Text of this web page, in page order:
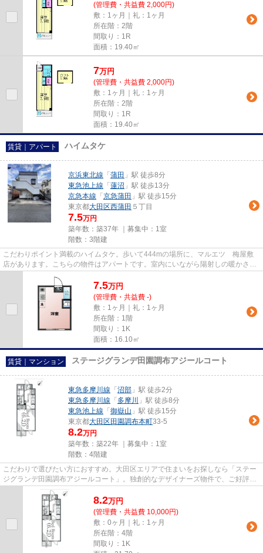
(管理費・共益費 2,000円)
敷：1ヶ月｜礼：1ヶ月
所在階：2階
間取り：1R
面積：19.40㎡
7万円
(管理費・共益費 2,000円)
敷：1ヶ月｜礼：1ヶ月
所在階：2階
間取り：1R
面積：19.40㎡
賃貸｜アパート ハイムタケ
京浜東北線 「 蒲田 」駅 徒歩8分
東急池上線 「 蓮沼 」駅 徒歩13分
京急本線 「 京急蒲田 」駅 徒歩15分
東京都大田区西蒲田 ５丁目
7.5万円
築年数：築37年 ｜募集中： 1室
階数：3階建
こだわりポイント満載のハイムタケ。歩いて444mの場所に、マルエツ 梅屋敷
店があります。こちらの物件はアパートです。室内にいながら陽射しの暖かさを
7.5万円
(管理費・共益費 -)
敷：1ヶ月｜礼：1ヶ月
所在階：1階
間取り：1K
面積：16.10㎡
賃貸｜マンション ステージグランデ田園調布アジールコート
東急多摩川線 「 沼部 」駅 徒歩2分
東急多摩川線 「 多摩川
」駅 徒歩8分
東急池上線 「 御嶽山 」駅 徒歩15分
東京都大田区 田園調布本町33-5
8.2万円
築年数：築22年 ｜募集中： 1室
階数：4階建
こだわりで選びたい方におすすめ。大田区エリアで住まいをお探しなら「ステー
ジグランデ田園調布アジールコート」。独創的なデザイナーズ物件で、ご好評い
ただいています。こちらの物...
8.2万円
(管理費・共益費 10,000円)
敷：0ヶ月｜礼：1ヶ月
所在階：4階
間取り：1K